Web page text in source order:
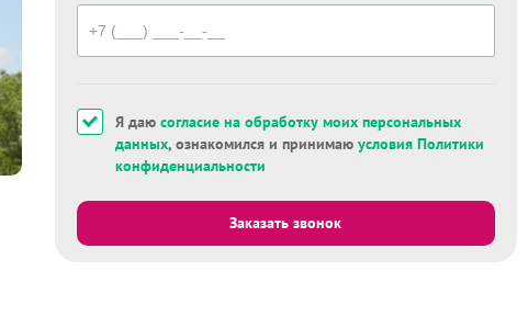
Я даю согласие на обработку моих персональных
данных, ознакомился и принимаю условия Политики
конфиденциальности
Заказать звонок